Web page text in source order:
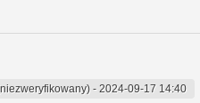
- 2024-09-17 14:40